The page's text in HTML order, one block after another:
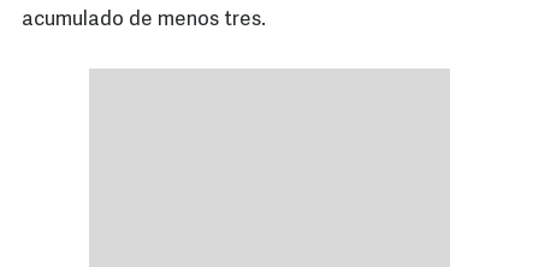
acumulado de menos tres.